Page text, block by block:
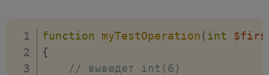
function myTestOperation (int
{
// выведет int(6)